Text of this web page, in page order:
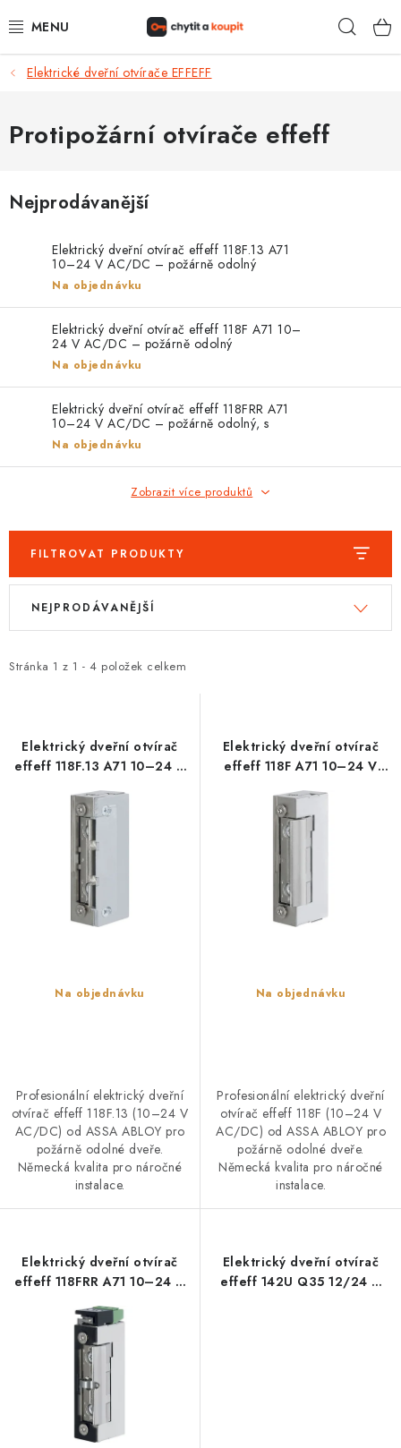
na
DŮM, BYT, ZAHRADA
ZÁMEČNICTVÍ - ZABEZPEČENÍ
TREZORY A SEJFY
ZÁMEČNICKÉ SLUŽBY
KONTAKTY
PROTIPOŽÁRNÍ BATERIOVÉ TREZORY NA LITHIOVÉ
BATERIE
MOJE OBJEDNÁVKA
NAŠE VÝHODY
REFERENCE
AKTUALITY
ODSTOUPENÍ OD SMLOUVY
POŠTOVNÍ SCHRÁNKY
Zabezpečení domů
Bezpečnostní třídy
Elektrické dveřní otvírače EFFEFF
Protipožární otvírače effeff
Nejprodávanější
Elektrický dveřní otvírač effeff 118F.13 A71
10–24 V AC/DC – požárně odolný
Na objednávku
Elektrický dveřní otvírač effeff 118F A71 10–
24 V AC/DC – požárně odolný
Na objednávku
Elektrický dveřní otvírač effeff 118FRR A71
10–24 V AC/DC – požárně odolný, s
monitorováním
Na objednávku
Zobrazit více produktů
FILTROVAT PRODUKTY
V
i
o
Stránka 1 z 1 - 4 položek celkem
Ř
e
r
NEJPRODÁVANĚJŠÍ
Elektrický dveřní otvírač
effeff 118F.13 A71 10–24 V
AC/DC – požárně odolný
Na objednávku
Profesionální elektrický dveřní
otvírač effeff 118F.13 (10–24 V
AC/DC) od ASSA ABLOY pro
požárně odolné dveře.
Německá kvalita pro náročné
instalace.
Elektrický dveřní otvírač
effeff 118F A71 10–24 V
AC/DC – požárně odolný
Na objednávku
Profesionální elektrický dveřní
otvírač effeff 118F (10–24 V
AC/DC) od ASSA ABLOY pro
požárně odolné dveře.
Německá kvalita pro náročné
instalace.
Elektrický dveřní otvírač
effeff 118FRR A71 10–24 V
AC/DC – požárně odolný, s
monitorováním
Elektrický dveřní otvírač
effeff 142U Q35 12/24 V